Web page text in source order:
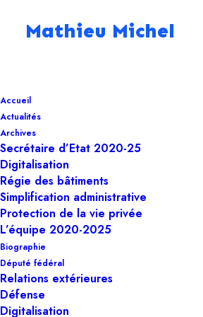
Mathieu Michel
Accueil
Actualités
Archives
Secrétaire d’Etat 2020-25
Digitalisation
Régie des bâtiments
Simplification administrative
Protection de la vie privée
L’équipe 2020-2025
Biographie
Député fédéral
Relations extérieures
Défense
Digitalisation
Digitalisation,
fédéral
Ayant étédéputé provincial
quinze ans